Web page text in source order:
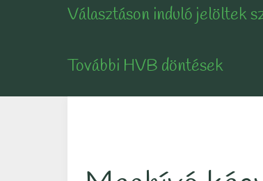
Választáson induló jelöltek
További HVB döntések